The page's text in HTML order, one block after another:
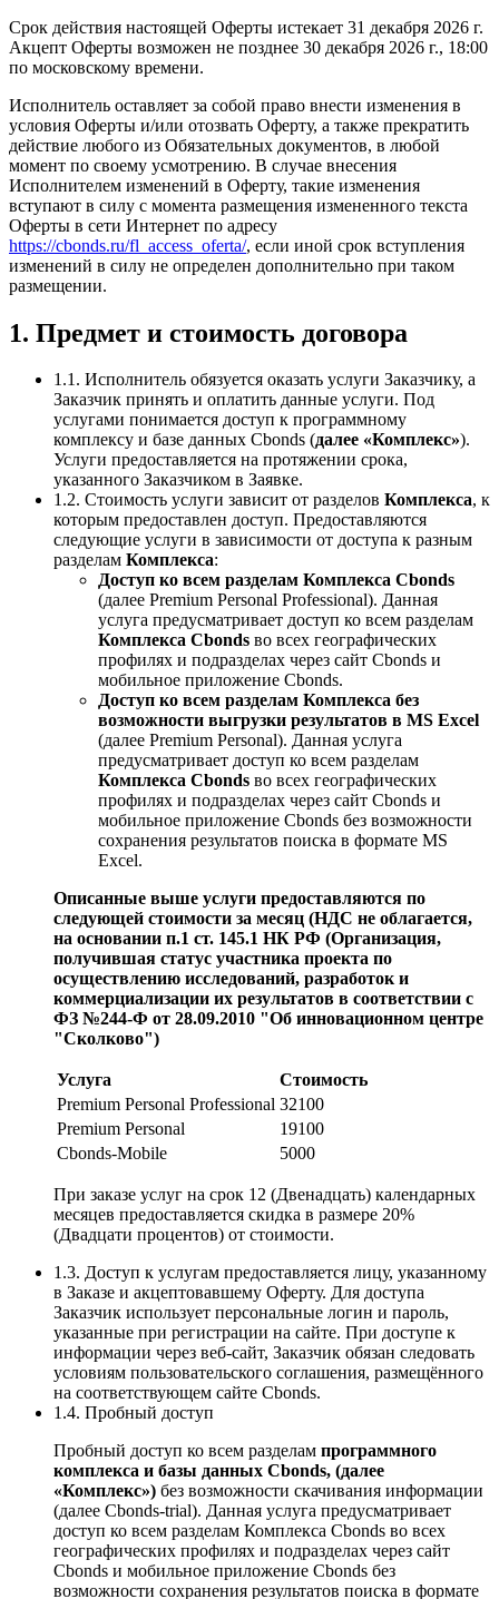
Срок действия настоящей Оферты истекает 31 декабря 2026 г.
Акцепт Оферты возможен не позднее 30 декабря 2026 г., 18:00
по московскому времени.
Исполнитель оставляет за собой право внести изменения в
условия Оферты и/или отозвать Оферту, а также прекратить
действие любого из Обязательных документов, в любой
момент по своему усмотрению. В случае внесения
Исполнителем изменений в Оферту, такие изменения
вступают в силу с момента размещения измененного текста
Оферты в сети Интернет по адресу
https://cbonds.ru/fl_access_oferta/, если иной срок вступления
изменений в силу не определен дополнительно при таком
размещении.
1. Предмет и стоимость договора
1.1. Исполнитель обязуется оказать услуги Заказчику, а
Заказчик принять и оплатить данные услуги. Под
услугами понимается доступ к программному
комплексу и базе данных Сbonds (далее «Комплекс»).
Услуги предоставляется на протяжении срока,
указанного Заказчиком в Заявке.
1.2. Стоимость услуги зависит от разделов Комплекса, к
которым предоставлен доступ. Предоставляются
следующие услуги в зависимости от доступа к разным
разделам Комплекса:
Доступ ко всем разделам Комплекса Cbonds
(далее Premium Personal Professional). Данная
услуга предусматривает доступ ко всем разделам
Комплекса Cbonds во всех географических
профилях и подразделах через сайт Cbonds и
мобильное приложение Cbonds.
Доступ ко всем разделам Комплекса без
возможности выгрузки результатов в MS Excel
(далее Premium Personal). Данная услуга
предусматривает доступ ко всем разделам
Комплекса Cbonds во всех географических
профилях и подразделах через сайт Cbonds и
мобильное приложение Cbonds без возможности
сохранения результатов поиска в формате MS
Excel.
Описанные выше услуги предоставляются по
следующей стоимости за месяц (НДС не облагается,
на основании п.1 ст. 145.1 НК РФ (Организация,
получившая статус участника проекта по
осуществлению исследований, разработок и
коммерциализации их результатов в соответствии с
ФЗ №244-Ф от 28.09.2010 "Об инновационном центре
"Сколково")
Услуга
Стоимость
Premium Personal Professional 32100
Premium Personal
19100
Cbonds-Mobile
5000
При заказе услуг на срок 12 (Двенадцать) календарных
месяцев предоставляется скидка в размере 20%
(Двадцати процентов) от стоимости.
1.3. Доступ к услугам предоставляется лицу, указанному
в Заказе и акцептовавшему Оферту. Для доступа
Заказчик использует персональные логин и пароль,
указанные при регистрации на сайте. При доступе к
информации через веб-сайт, Заказчик обязан следовать
условиям пользовательского соглашения, размещённого
на соответствующем сайте Cbonds.
1.4. Пробный доступ
Пробный доступ ко всем разделам программного
комплекса и базы данных Сbonds, (далее
«Комплекс») без возможности скачивания информации
(далее Cbonds-trial). Данная услуга предусматривает
доступ ко всем разделам Комплекса Cbonds во всех
географических профилях и подразделах через сайт
Cbonds и мобильное приложение Cbonds без
возможности сохранения результатов поиска в формате